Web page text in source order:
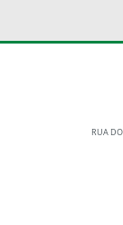
RUA